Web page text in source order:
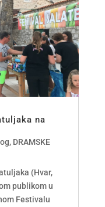
na
, DRAMSKE
(Hvar,
publikom u
Festivalu